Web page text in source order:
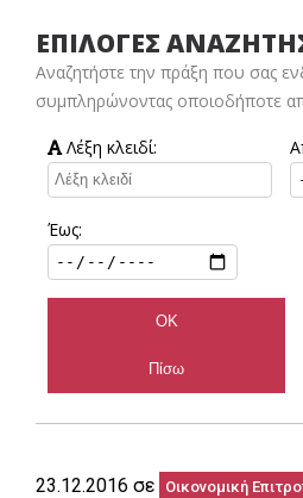
ΕΠΙΛΟΓΕΣ
Αναζητήστε την πράξη που σας
συμπληρώνοντας οποιοδήποτε
Λέξη κλειδί:
Έως:
23.12.2016 σε Οικονομική